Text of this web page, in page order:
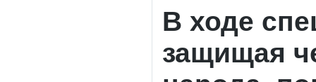
В ходе
защищая